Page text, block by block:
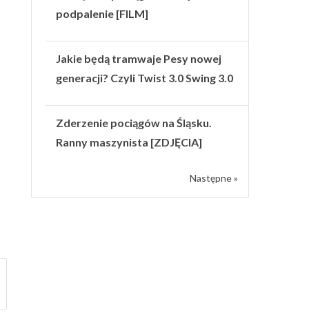
podpalenie [FILM]
Jakie będą tramwaje Pesy nowej
generacji? Czyli Twist 3.0 Swing 3.0
Zderzenie pociągów na Śląsku.
Ranny maszynista [ZDJĘCIA]
Następne »